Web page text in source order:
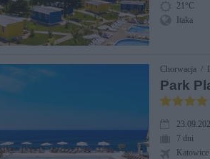
21°C
Itaka
Chorwacja /
Park
7 dni
Katowice